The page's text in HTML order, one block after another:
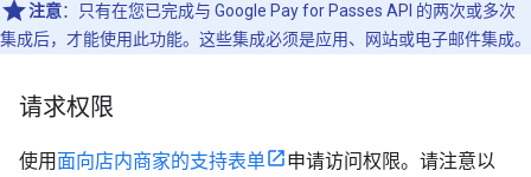
注意：只有在您已完成与 Google Pay for Passes API 的两次或多次
集成后，才能使用此功能。这些集成必须是应用、网站或电子邮件集成。
请求权限
使用 面向店内商家的支持表单
申请访问权限。请注意以